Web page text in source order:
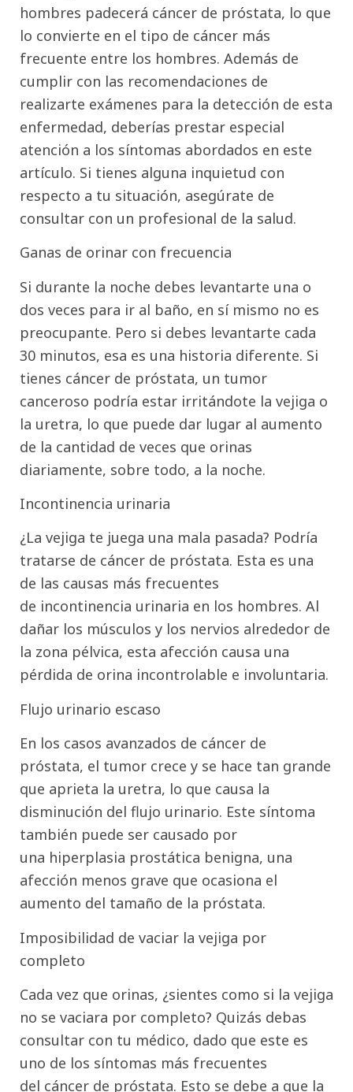
hombres padecerá cáncer de próstata, lo que
lo convierte en el tipo de cáncer más
frecuente entre los hombres. Además de
cumplir con las recomendaciones de
realizarte exámenes para la detección de esta
enfermedad, deberías prestar especial
atención a los síntomas abordados en este
artículo. Si tienes alguna inquietud con
respecto a tu situación, asegúrate de
consultar con un profesional de la salud.
Ganas de orinar con frecuencia
Si durante la noche debes levantarte una o
dos veces para ir al baño, en sí mismo no es
preocupante. Pero si debes levantarte cada
30 minutos, esa es una historia diferente. Si
tienes cáncer de próstata, un tumor
canceroso podría estar irritándote la vejiga o
la uretra, lo que puede dar lugar al aumento
de la cantidad de veces que orinas
diariamente, sobre todo, a la noche.
Incontinencia urinaria
¿La vejiga te juega una mala pasada? Podría
tratarse de cáncer de próstata. Esta es una
de las causas más frecuentes
de incontinencia urinaria en los hombres. Al
dañar los músculos y los nervios alrededor de
la zona pélvica, esta afección causa una
pérdida de orina incontrolable e involuntaria.
Flujo urinario escaso
En los casos avanzados de cáncer de
próstata, el tumor crece y se hace tan grande
que aprieta la uretra, lo que causa la
disminución del flujo urinario. Este síntoma
también puede ser causado por
una hiperplasia prostática benigna, una
afección menos grave que ocasiona el
aumento del tamaño de la próstata.
Imposibilidad de vaciar la vejiga por
completo
Cada vez que orinas, ¿sientes como si la vejiga
no se vaciara por completo? Quizás debas
consultar con tu médico, dado que este es
uno de los síntomas más frecuentes
del cáncer de próstata. Esto se debe a que la